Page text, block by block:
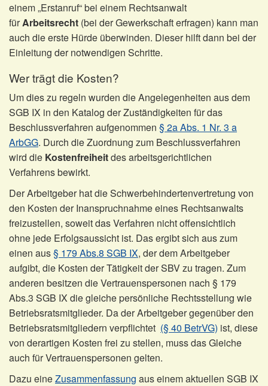
einem „Erstanruf“ bei einem Rechtsanwalt
fürArbeitsrecht (bei der Gewerkschaft erfragen) kann man
auch die erste Hürde überwinden. Dieser hilft dann bei der
Einleitung der notwendigen Schritte.
Wer trägt die Kosten?
Um dies zu regeln wurden die Angelegenheiten aus dem
SGB IX in den Katalog der Zuständigkeiten für das
Beschlussverfahren aufgenommen § 2a Abs. 1 Nr. 3 a
ArbGG. Durch die Zuordnung zum Beschlussverfahren
wird die Kostenfreiheitdes arbeitsgerichtlichen
Verfahrens bewirkt.
Der Arbeitgeber hat die Schwerbehindertenvertretung von
den Kosten der Inanspruchnahme eines Rechtsanwalts
freizustellen, soweit das Verfahren nicht offensichtlich
ohne jede Erfolgsaussicht ist. Das ergibt sich aus zum
einen aus§ 179 Abs.8 SGB IX, der dem Arbeitgeber
aufgibt, die Kosten der Tätigkeit der SBV zu tragen. Zum
anderen besitzen die Vertrauenspersonen nach § 179
Abs.3 SGB IX die gleiche persönliche Rechtsstellung wie
Betriebsratsmitglieder. Da der Arbeitgeber gegenüber den
Betriebsratsmitgliedern verpflichtet (§ 40 BetrVG) ist, diese
von derartigen Kosten frei zu stellen, muss das Gleiche
auch für Vertrauenspersonen gelten.
Dazu eineZusammenfassung aus einem aktuellen SGB IX